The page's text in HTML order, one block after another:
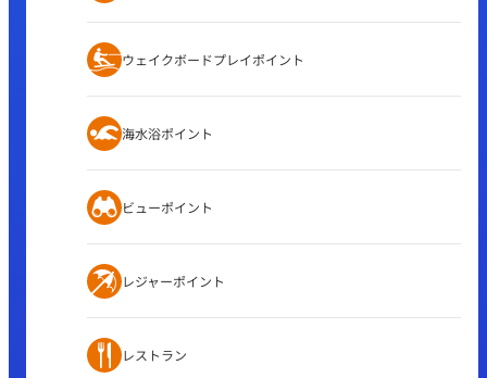
ウェイクボードプレイポイント
海水浴ポイント
ビューポイント
レジャーポイント
レストラン